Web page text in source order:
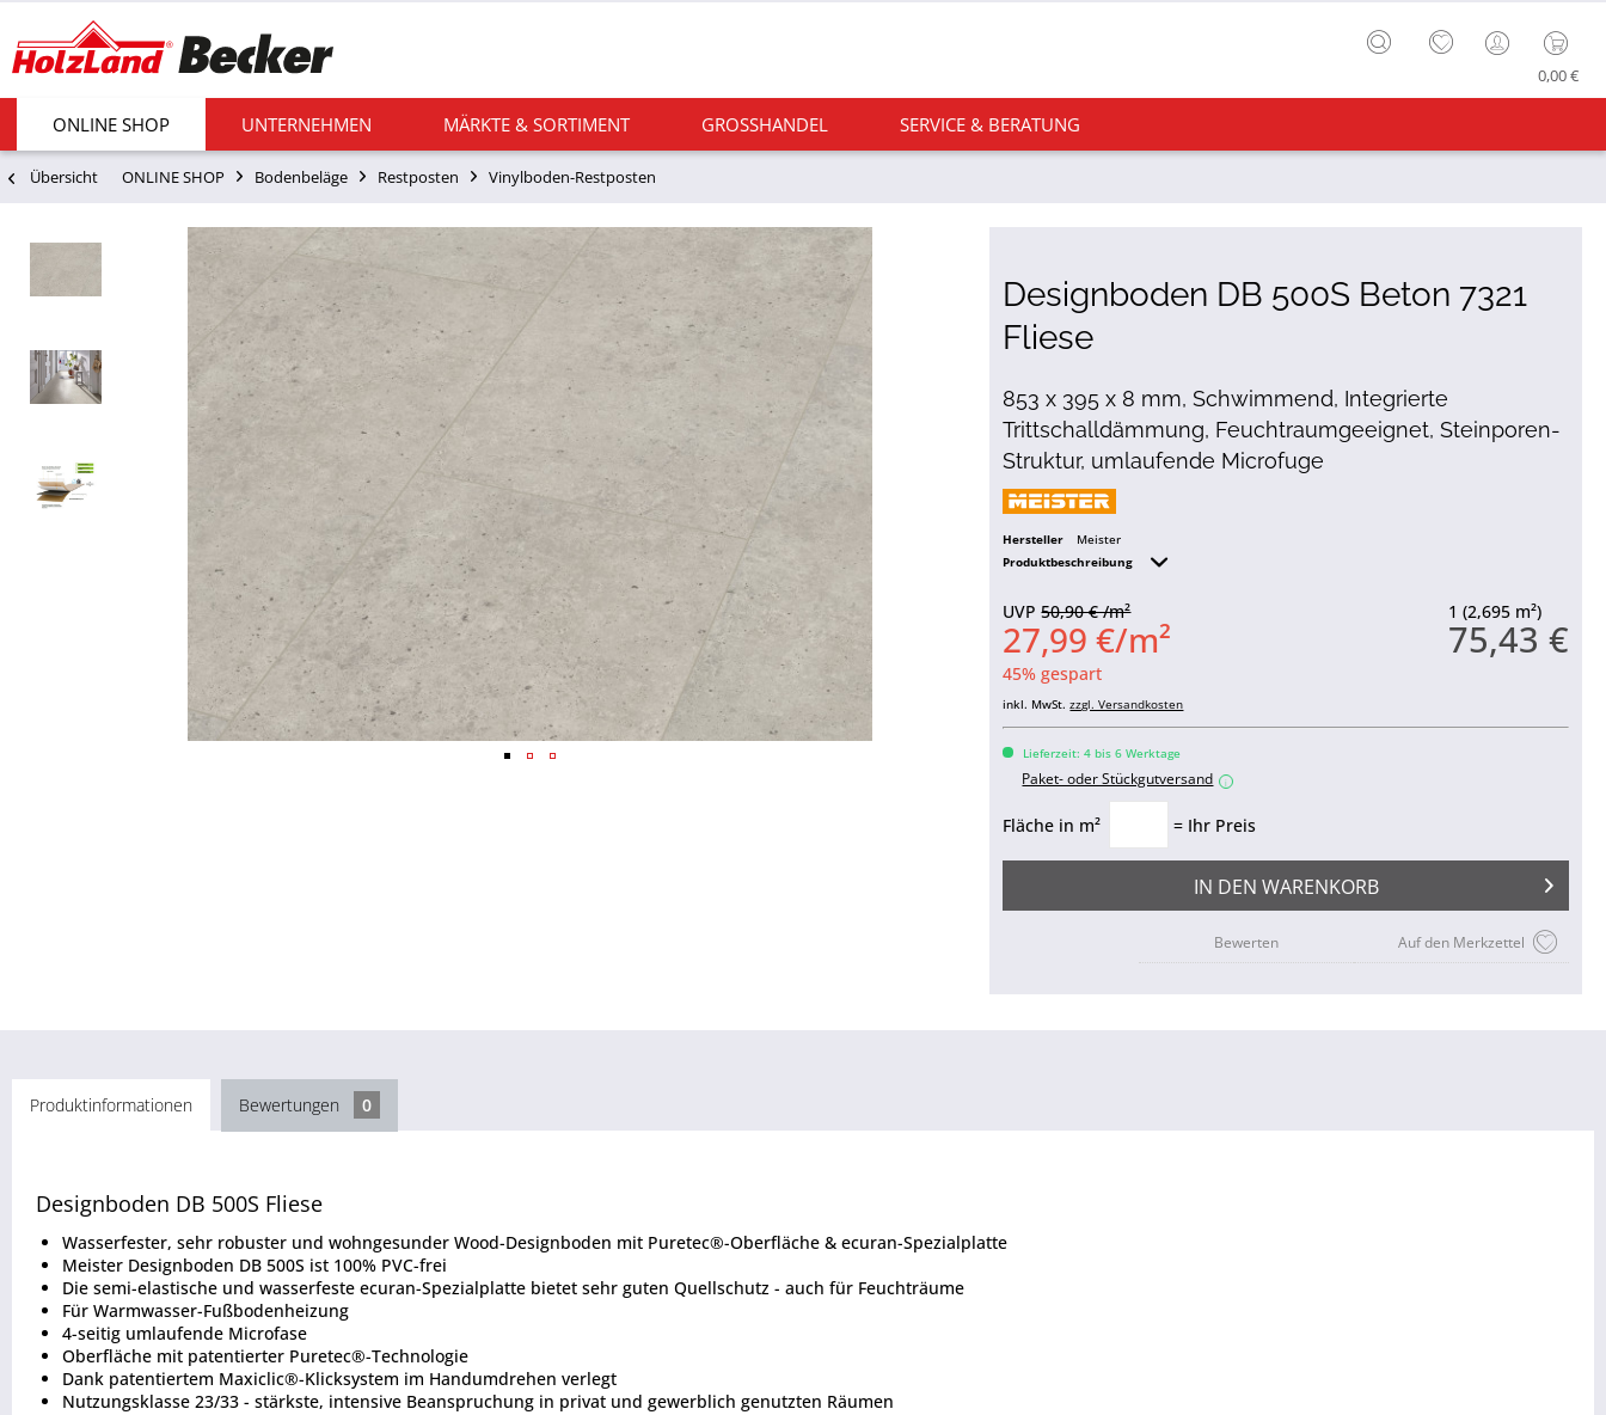
0,00 €
ONLINE SHOP UNTERNEHMEN MÄRKTE & SORTIMENT GROSSHANDEL SERVICE & BERATUNG
Übersicht ONLINE SHOP Bodenbeläge Restposten Vinylboden-Restposten
Designboden DB 500S Beton 7321
Fliese
853 x 395 x 8 mm, Schwimmend, Integrierte
Trittschalldämmung, Feuchtraumgeeignet, Steinporen-
Struktur, umlaufende Microfuge
Hersteller
Meister
Produktbeschreibung
1 (2,695 m²)
75,43 €
UVP50,90 € /m²
27,99 €/m²
45% gespart
inkl. MwSt.zzgl. Versandkosten
Lieferzeit: 4 bis 6 Werktage
Paket- oder Stückgutversand i
Fläche in m² = Ihr Preis
IN DEN WARENKORB
Auf den Merkzettel
Bewerten
Produktinformationen Bewertungen 0
Designboden DB 500S Fliese
Wasserfester, sehr robuster und wohngesunder Wood-Designboden mit Puretec®-Oberfläche & ecuran-Spezialplatte
Meister Designboden DB 500S ist 100% PVC-frei
Die semi-elastische und wasserfeste ecuran-Spezialplatte bietet sehr guten Quellschutz - auch für Feuchträume
Für Warmwasser-Fußbodenheizung
4-seitig umlaufende Microfase
Oberfläche mit patentierter Puretec®-Technologie
Dank patentiertem Maxiclic®-Klicksystem im Handumdrehen verlegt
Nutzungsklasse 23/33 - stärkste, intensive Beanspruchung in privat und gewerblich genutzten Räumen